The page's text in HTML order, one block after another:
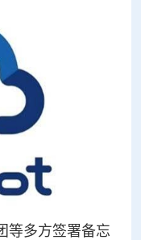
等多方签署备忘